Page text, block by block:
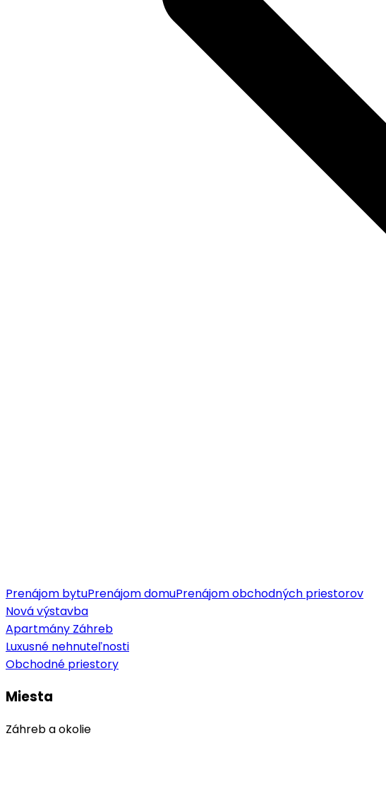
Prenájom bytuPrenájom domuPrenájom obchodných priestorov
Nová výstavba
Apartmány Záhreb
Luxusné nehnuteľnosti
Obchodné priestory
Miesta
Záhreb a okolie